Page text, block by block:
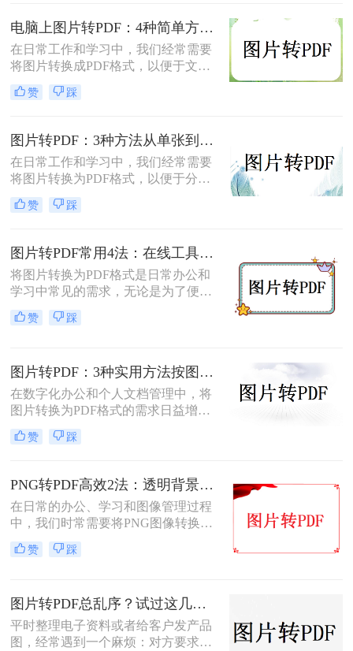
行，转完PDF却模糊了；十几页的扫
描件，一页一页转太磨人；还有些涉
及隐私的文件，不敢随便往在线工具
里传。
电脑上图片转PDF：4种简单方法的操作步骤和DPI设置！
在日常工作和学习中，我们经常需要
将图片转换成PDF格式，以便于文件
的传输、存储和打印。那么电脑上怎
么图片转pdf呢？本文将介绍三种在电
您根据不同的需求选择最合适的方
法。
赞 踩
图片转PDF：3种方法从单张到批量转换的操作差异！
在日常工作和学习中，我们经常需要
将图片转换为PDF格式，以便于分
享、打印和存档。那么图片怎么转pdf
呢？本文将介绍三种常用的将图片转
同的需求选择最合适的方式。
赞 踩
图片转PDF常用4法：在线工具、桌面软件、手机APP和打印导出的适用边界！
将图片转换为PDF格式是日常办公和
学习中常见的需求，无论是为了便于
分享、存储还是打印。那么图片转为
pdf怎么弄呢？本文将介绍几种常用的
赞 踩
图片转PDF：3种实用方法按图片格式（JPG/PNG/BMP）选！
在数字化办公和个人文档管理中，将
图片转换为PDF格式的需求日益增
长。PDF（Portable Document
Format）因其跨平台兼容性、不易变
享。那么如何把图片转换成PDF呢？
本文将介绍几种实用的方法来帮助您
完成图片到PDF的转换。
赞 踩
PNG转PDF高效2法：透明背景保留和文件压缩设置！
在日常的办公、学习和图像管理过程
中，我们时常需要将PNG图像转换为
PDF文件。PDF文件格式因其良好的
兼容性、稳定性和在不同设备上显示
片转PDF的方法。
赞 踩
图片转PDF总乱序？试过这几个方法后顺手多了
平时整理电子资料或者给客户发产品
图，经常遇到一个麻烦：对方要求把